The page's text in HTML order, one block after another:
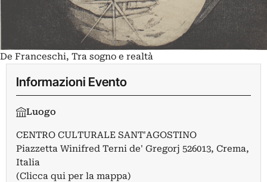
De Franceschi, Tra sogno e realtà
Informazioni Evento
Luogo
CENTRO CULTURALE SANT'AGOSTINO
Piazzetta Winifred Terni de' Gregorj 526013, Crema,
Italia
(Clicca qui per la mappa)